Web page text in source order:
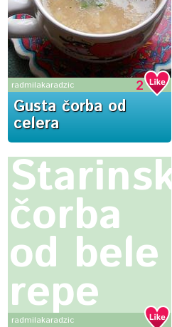
radmilakaradzic 2
Gusta čorba od
celera
Starinska
čorba
od bele
repe
radmilakaradzic